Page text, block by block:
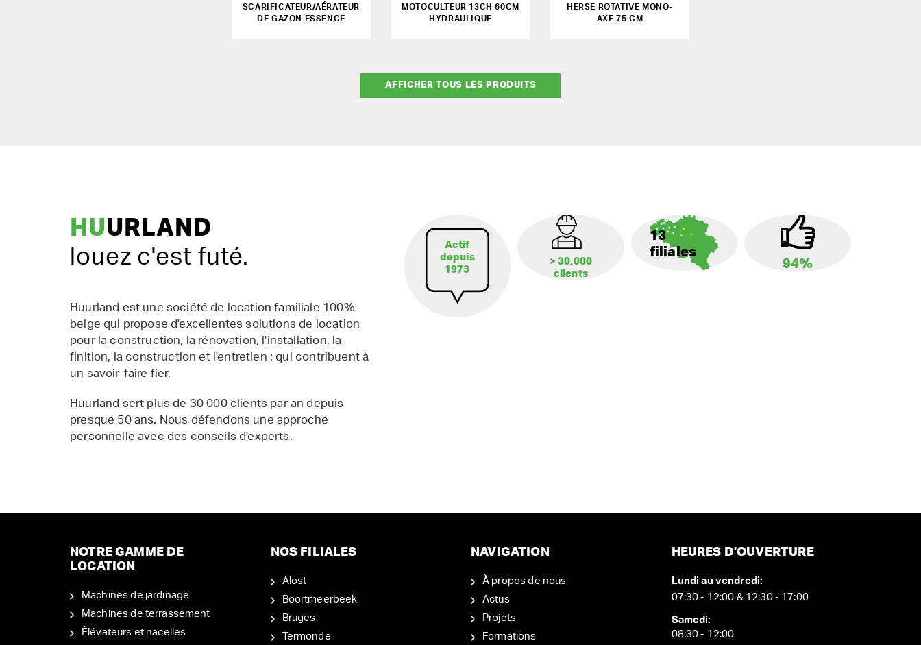
SCARIFICATEUR/AÉRATEUR
DE GAZON ESSENCE
MOTOCULTEUR 13CH 60CM
HYDRAULIQUE
HERSE ROTATIVE MONO-
AXE 75 CM
AFFICHER TOUS LES PRODUITS
HUURLAND
louez c'est futé.
Huurland est une société de location familiale 100%
belge qui propose d'excellentes solutions de location
pour la construction, la rénovation, l'installation, la
finition, la construction et l'entretien ; qui contribuent à
un savoir-faire fier.
Huurland sert plus de 30 000 clients par an depuis
presque 50 ans. Nous défendons une approche
personnelle avec des conseils d'experts.
Actif
depuis
1973
> 30.000
clients
13
filiales
94%
NOTRE GAMME DE
LOCATION
Machines de jardinage
Machines de terrassement
Élévateurs et nacelles
NOS FILIALES
Alost
Boortmeerbeek
Bruges
Termonde
NAVIGATION
À propos de nous
Actus
Projets
Formations
HEURES D'OUVERTURE
Lundi au vendredi:
07:30 - 12:00 & 12:30 - 17:00
Samedi:
08:30 - 12:00